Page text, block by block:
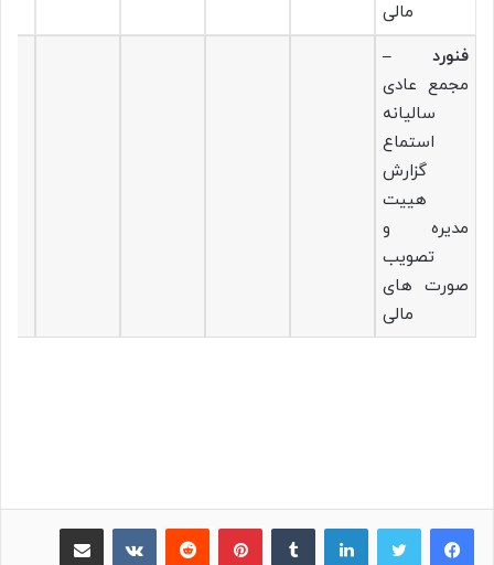
مالی
فنورد –
مجمع عادی
سالیانه
استماع
گزارش
هییت
مدیره و
تصویب
صورت های
مالی
لینکدین پینترست ‫رددیت